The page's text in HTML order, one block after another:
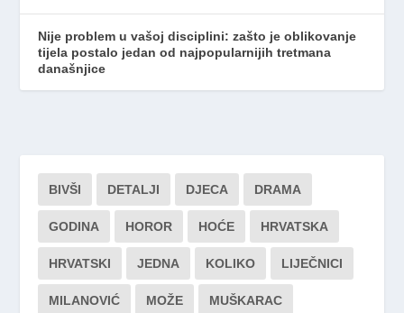
Nije problem u vašoj disciplini: zašto je oblikovanje
tijela postalo jedan od najpopularnijih tretmana
današnjice
BIVŠI DETALJI DJECA DRAMA
GODINA HOROR HOĆE HRVATSKA
HRVATSKI JEDNA KOLIKO LIJEČNICI
MILANOVIĆ MOŽE MUŠKARAC